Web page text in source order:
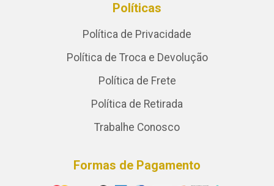
Políticas
Política de Privacidade
Política de Troca e Devolução
Política de Frete
Política de Retirada
Trabalhe Conosco
Formas de Pagamento